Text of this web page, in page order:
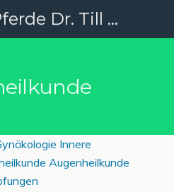
Praxis für Pferde Dr. Till Sundermann
Innere
Augenheilkunde